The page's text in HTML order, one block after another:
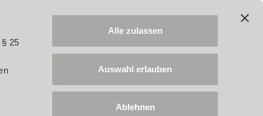
25
Alle zulassen
Auswahl erlauben
Ablehnen